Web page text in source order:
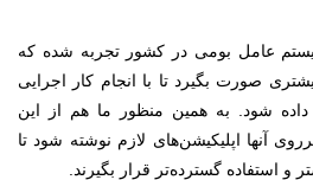
عامل بومی در کشور تجربه شده که
صورت بگیرد تا با انجام کار اجرایی
داده شود. به همین منظور ما هم از این
آنها اپلیکیشن‌های لازم نوشته شود تا
و استفاده گسترده‌تر قرار بگیرند.